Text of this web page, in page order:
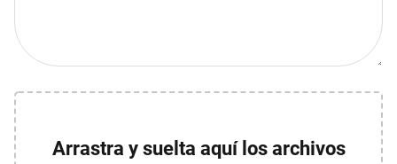
Arrastra y suelta aquí los archivos